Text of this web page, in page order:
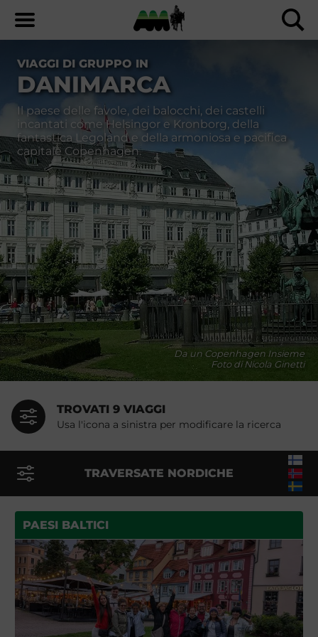
VIAGGI DI GRUPPO IN
DANIMARCA
Il paese delle favole, dei balocchi, dei castelli
incantati come Helsingor e Kronborg, della
fantastica Legoland e della armoniosa e pacifica
capitale Copenhagen.
Da un Copenhagen Insieme
Foto di Nicola Ginetti
TROVATI 9 VIAGGI
Usa l'icona a sinistra per modificare la ricerca
TRAVERSATE NORDICHE
PAESI BALTICI